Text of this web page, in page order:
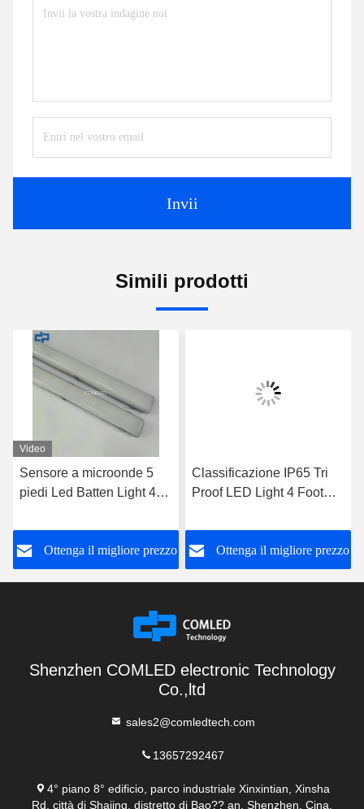
Invii
Simili prodotti
Video
Sensore a microonde 5
piedi Led Batten Light 44
Light
Ottenga il migliore prezzo
Classificazione IP65 Tri
Proof LED Light 4 Foot
LED Batten
Ottenga il migliore prezzo
Shenzhen COMLED electronic Technology
Co.,ltd
sales2@comledtech.com
13657292467
4° piano 8° edificio, parco industriale Xinxintian, Xinsha
Rd, città di Shajing, distretto di Bao?? an, Shenzhen, Cina.